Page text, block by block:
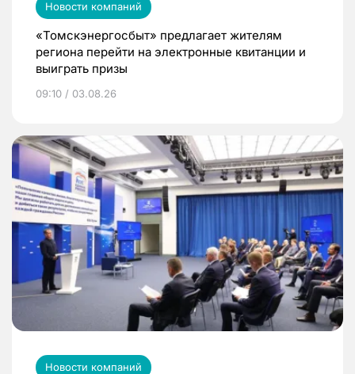
Новости компаний
«Томскэнергосбыт» предлагает жителям
региона перейти на электронные квитанции и
выиграть призы
09:10 / 03.08.26
Новости компаний